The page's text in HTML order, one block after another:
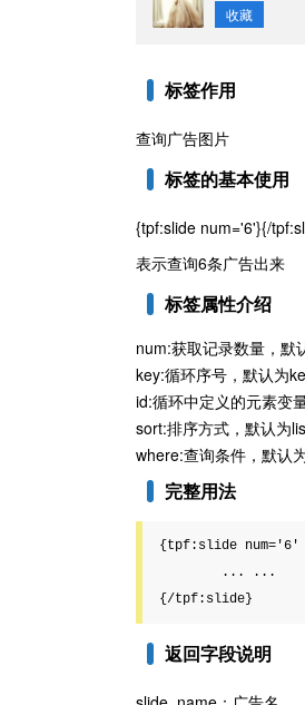
收藏
标签作用
查询广告图片
标签的基本使用
{tpf:slide num='6'}{/
表示查询6条广告出来
标签属性介绍
num:获取记录数量，默
key:循环序号，默认为
id:循环中定义的元素变
sort:排序方式，默认为
where:查询条件，默认
完整用法
{tpf:slide num='6'
返回字段说明